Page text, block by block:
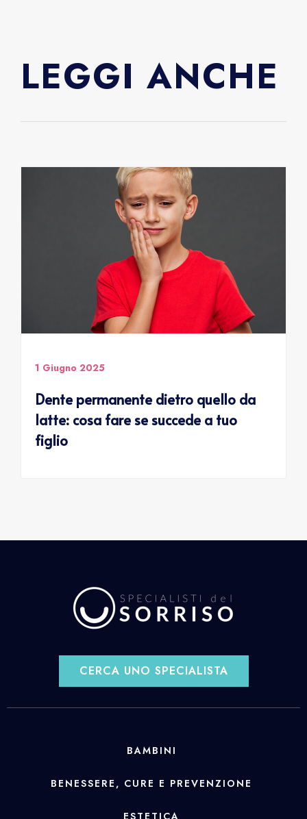
LEGGI ANCHE
1 Giugno 2025
Dente permanente dietro quello da
latte: cosa fare se succede a tuo
figlio
CERCA UNO SPECIALISTA
BAMBINI
BENESSERE, CURE E PREVENZIONE